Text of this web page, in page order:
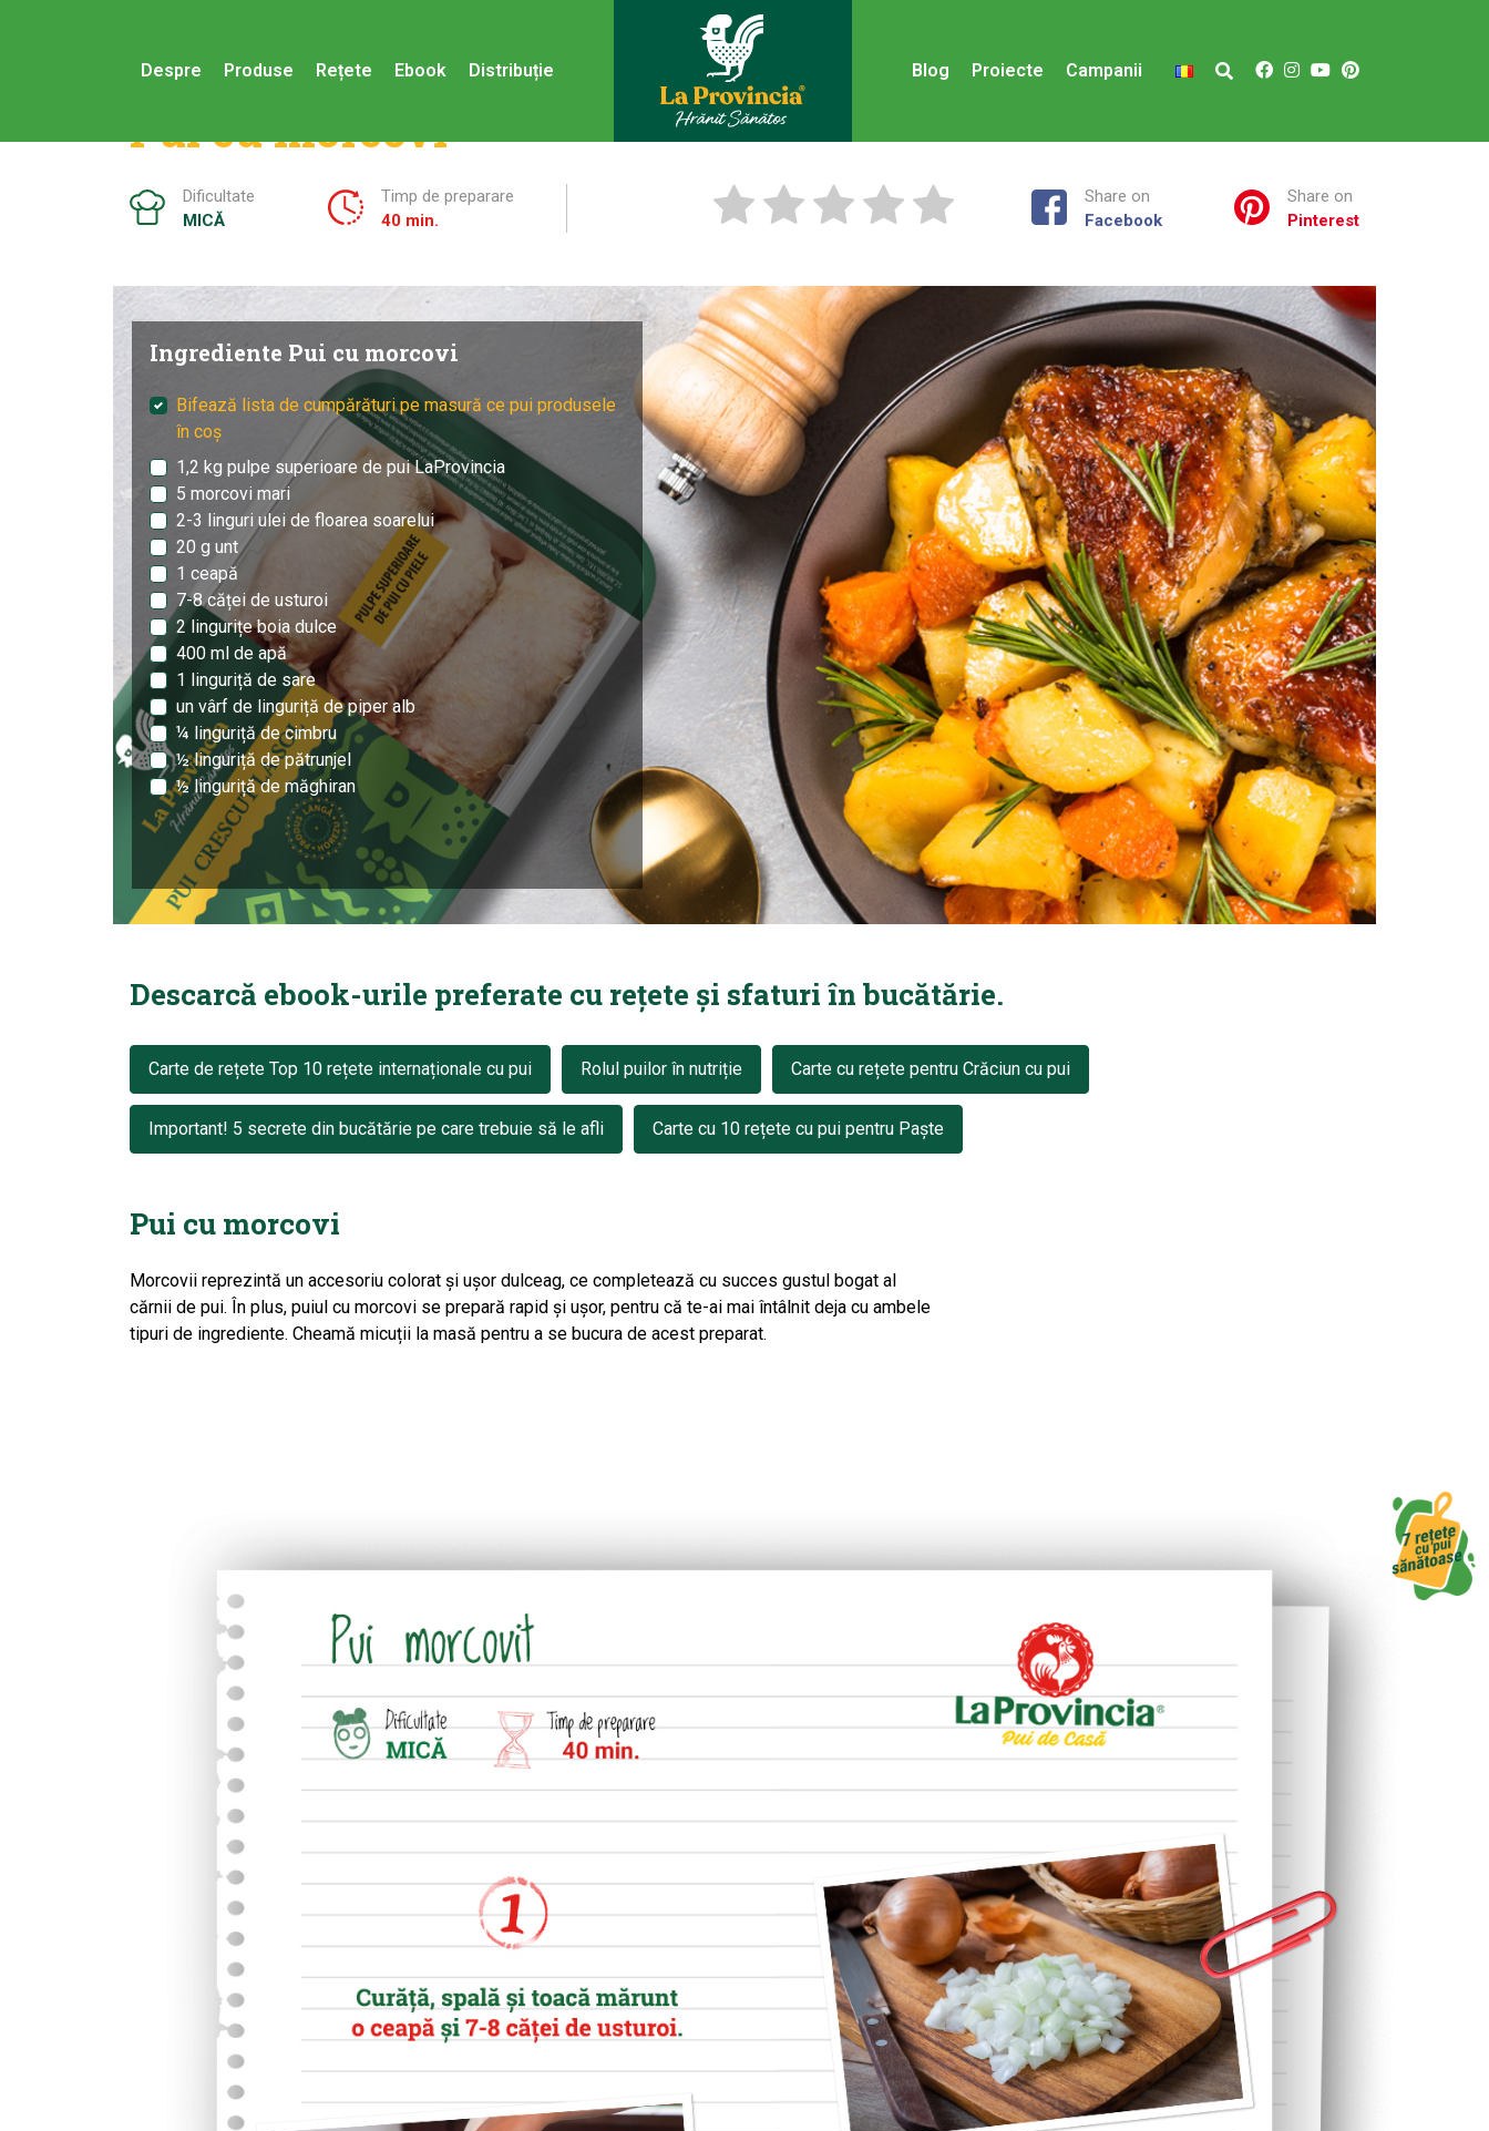
Despre Produse Rețete Ebook Distribuție Blog Proiecte Campanii
Pui cu morcovi
Dificultate
MICĂ
Timp de preparare
40 min.
Share on
Facebook
Share on
Pinterest
Ingrediente Pui cu morcovi
Bifează lista de cumpărături pe masură ce pui produsele
în coș
1,2 kg pulpe superioare de pui LaProvincia
5 morcovi mari
2-3 linguri ulei de floarea soarelui
20 g unt
1 ceapă
7-8 căței de usturoi
2 lingurițe boia dulce
400 ml de apă
1 linguriță de sare
un vârf de linguriță de piper alb
¼ linguriță de cimbru
½ linguriță de pătrunjel
½ linguriță de măghiran
Descarcă ebook-urile preferate cu rețete și sfaturi în bucătărie.
Carte de rețete Top 10 rețete internaționale cu pui Rolul puilor în nutriție Carte cu rețete pentru Crăciun cu pui
Important! 5 secrete din bucătărie pe care trebuie să le afli Carte cu 10 rețete cu pui pentru Paște
Pui cu morcovi
Morcovii reprezintă un accesoriu colorat şi uşor dulceag, ce completează cu succes gustul bogat al
cărnii de pui. În plus, puiul cu morcovi se prepară rapid şi uşor, pentru că te-ai mai întâlnit deja cu ambele
tipuri de ingrediente. Cheamă micuții la masă pentru a se bucura de acest preparat.